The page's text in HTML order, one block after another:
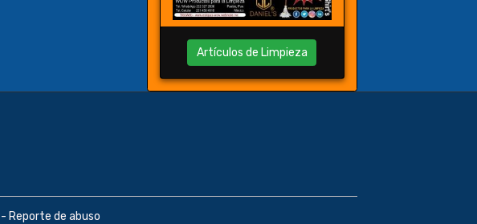
Artículos de Limpieza
Reporte de abuso